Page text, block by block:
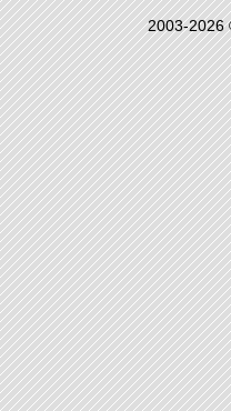
2003-